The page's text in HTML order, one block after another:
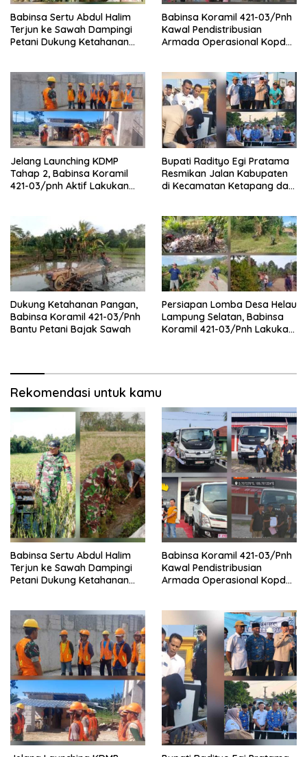
Babinsa Sertu Abdul Halim
Terjun ke Sawah Dampingi
Petani Dukung Ketahanan
Babinsa Koramil 421-03/Pnh
Kawal Pendistribusian
Armada Operasional Kopdes
Jelang Launching KDMP
Tahap 2, Babinsa Koramil
421-03/pnh Aktif Lakukan
Bupati Radityo Egi Pratama
Resmikan Jalan Kabupaten
di Kecamatan Ketapang dan
Dukung Ketahanan Pangan,
Babinsa Koramil 421-03/Pnh
Bantu Petani Bajak Sawah
Persiapan Lomba Desa Helau
Lampung Selatan, Babinsa
Koramil 421-03/Pnh Lakukan
Rekomendasi untuk kamu
Babinsa Sertu Abdul Halim
Terjun ke Sawah Dampingi
Petani Dukung Ketahanan
Babinsa Koramil 421-03/Pnh
Kawal Pendistribusian
Armada Operasional Kopdes